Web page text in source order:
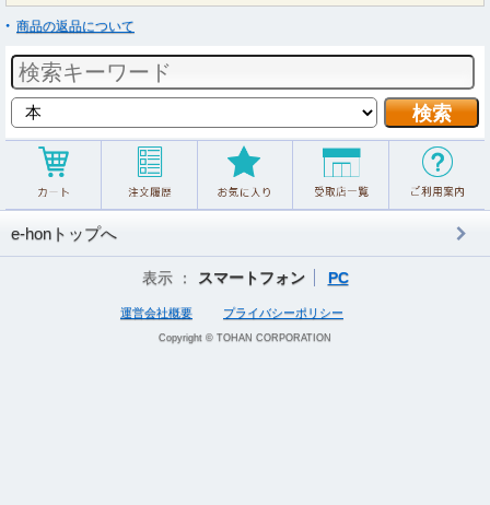
商品の返品について
e-honトップへ
表示 ： スマートフォン PC
運営会社概要 プライバシーポリシー
Copyright © TOHAN CORPORATION